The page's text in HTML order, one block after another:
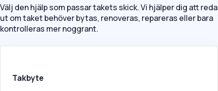
Välj den hjälp som passar takets skick. Vi hjälper dig att reda
ut om taket behöver bytas, renoveras, repareras eller bara
kontrolleras mer noggrant.
Takbyte